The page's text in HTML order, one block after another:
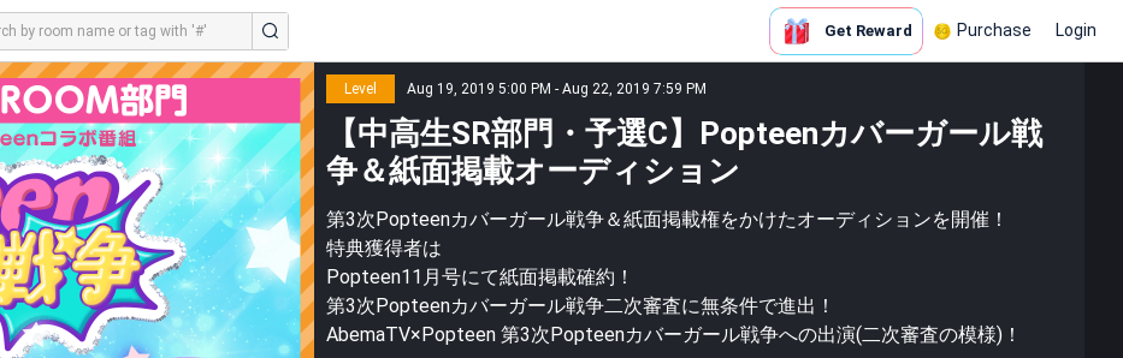
Get Reward Purchase Login
Level Aug 19, 2019 5:00 PM - Aug 22, 2019 7:59 PM
【中高生SR部門・予選C】Popteenカバーガール戦
争＆紙面掲載オーディション
第3次Popteenカバーガール戦争＆紙面掲載権をかけたオーディションを開催！
特典獲得者は
Popteen11月号にて紙面掲載確約！
第3次Popteenカバーガール戦争二次審査に無条件で進出！
AbemaTV×Popteen 第3次Popteenカバーガール戦争への出演(二次審査の模様)！